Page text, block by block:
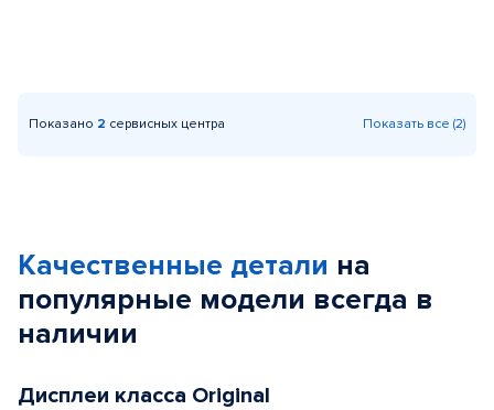
Показано 2 сервисных центра Показать все (2)
Качественные детали на
популярные модели всегда в
наличии
Дисплеи класса Original